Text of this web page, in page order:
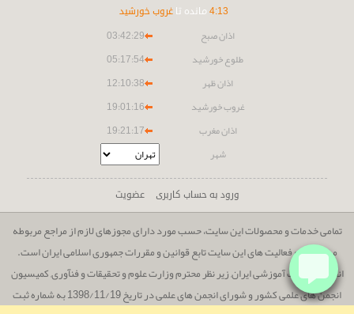
4:13 مانده تا غروب خورشید
اذان صبح
03:42:29
طلوع خورشید
05:17:54
اذان ظهر
12:10:38
غروب خورشید
19:01:16
اذان مغرب
19:21:17
شهر
عضویت ورود به حساب کاربری
تمامی خدمات و محصولات این سایت، حسب مورد دارای مجوزهای لازم از مراجع مربوطه
می باشند و فعالیت های این سایت تابع قوانین و مقررات جمهوری اسلامی ایران است.
انجمن مدیریت آموزشى ایران, زیر نظر محترم وزارت علوم و تحقیقات و فنآورى, کمیسیون
انجمن ھاى علمى کشور و شوراى انجمن ھاى علمى در تاریخ 1398/11/19 به شماره ثبت